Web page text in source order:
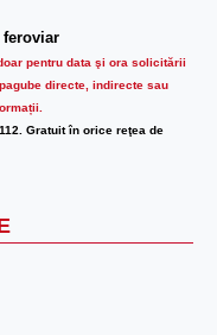
pentru data şi ora solicitării
directe, indirecte sau
Gratuit în orice reţea de